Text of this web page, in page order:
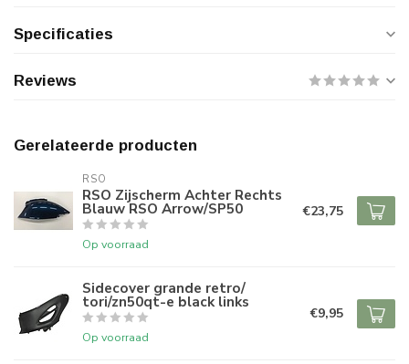
Specificaties
Reviews
Gerelateerde producten
RSO
RSO Zijscherm Achter Rechts
Blauw RSO Arrow/SP50
Op voorraad
€23,75
Sidecover grande retro/
tori/zn50qt-e black links
Op voorraad
€9,95